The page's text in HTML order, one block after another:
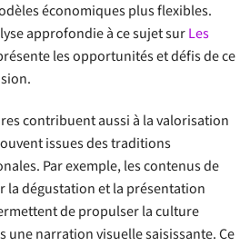
économiques plus flexibles.
approfondie à ce sujet surLes
les opportunités et défis de ce
contribuent aussi à la valorisation
issues des traditions
Par exemple, les contenus de
la dégustation et la présentation
de propulser la culture
une narration visuelle saisissante. Ce